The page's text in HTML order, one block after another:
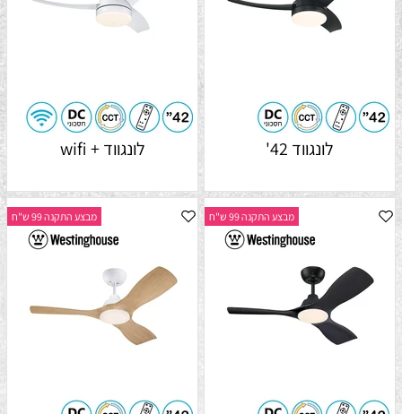
לונגווד 42' לונגווד + wifi
מבצע התקנה 99 ש"ח מבצע התקנה 99 ש"ח